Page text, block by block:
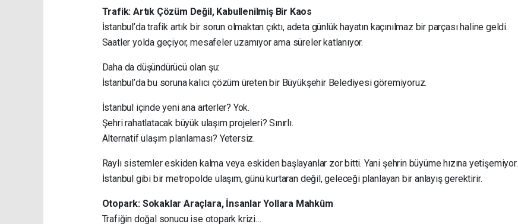
Trafik: Artık Çözüm Değil, Kabullenilmiş Bir Kaos
İstanbul’da trafik artık bir sorun olmaktan çıktı, adeta günlük hayatın kaçınılmaz bir parçası haline geldi.
Saatler yolda geçiyor, mesafeler uzamıyor ama süreler katlanıyor.
Daha da düşündürücü olan şu:
İstanbul’da bu soruna kalıcı çözüm üreten bir Büyükşehir Belediyesi göremiyoruz.
İstanbul içinde yeni ana arterler? Yok.
Şehri rahatlatacak büyük ulaşım projeleri? Sınırlı.
Alternatif ulaşım planlaması? Yetersiz.
Raylı sistemler eskiden kalma veya eskiden başlayanlar zor bitti. Yani şehrin büyüme hızına yetişemiyor.
İstanbul gibi bir metropolde ulaşım, günü kurtaran değil, geleceği planlayan bir anlayış gerektirir.
Otopark: Sokaklar Araçlara, İnsanlar Yollara Mahkûm
Trafiğin doğal sonucu ise otopark krizi…